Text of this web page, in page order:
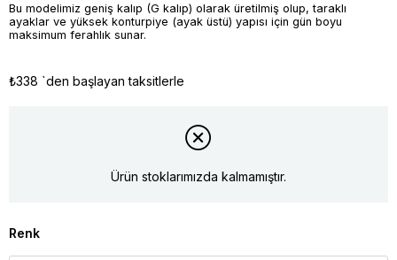
Bu modelimiz geniş kalıp (G kalıp) olarak üretilmiş olup, taraklı
ayaklar ve yüksek konturpiye (ayak üstü) yapısı için gün boyu
maksimum ferahlık sunar.
₺338 `den başlayan taksitlerle
Ürün stoklarımızda kalmamıştır.
Renk